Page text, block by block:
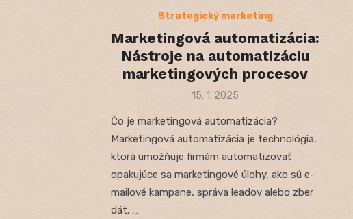
Strategický marketing
Marketingová automatizácia:
Nástroje na automatizáciu
marketingových procesov
Posted
15. 1. 2025
Čo je marketingová automatizácia?
Marketingová automatizácia je technológia,
ktorá umožňuje firmám automatizovať
opakujúce sa marketingové úlohy, ako sú e-
mailové kampane, správa leadov alebo zber
dát. …